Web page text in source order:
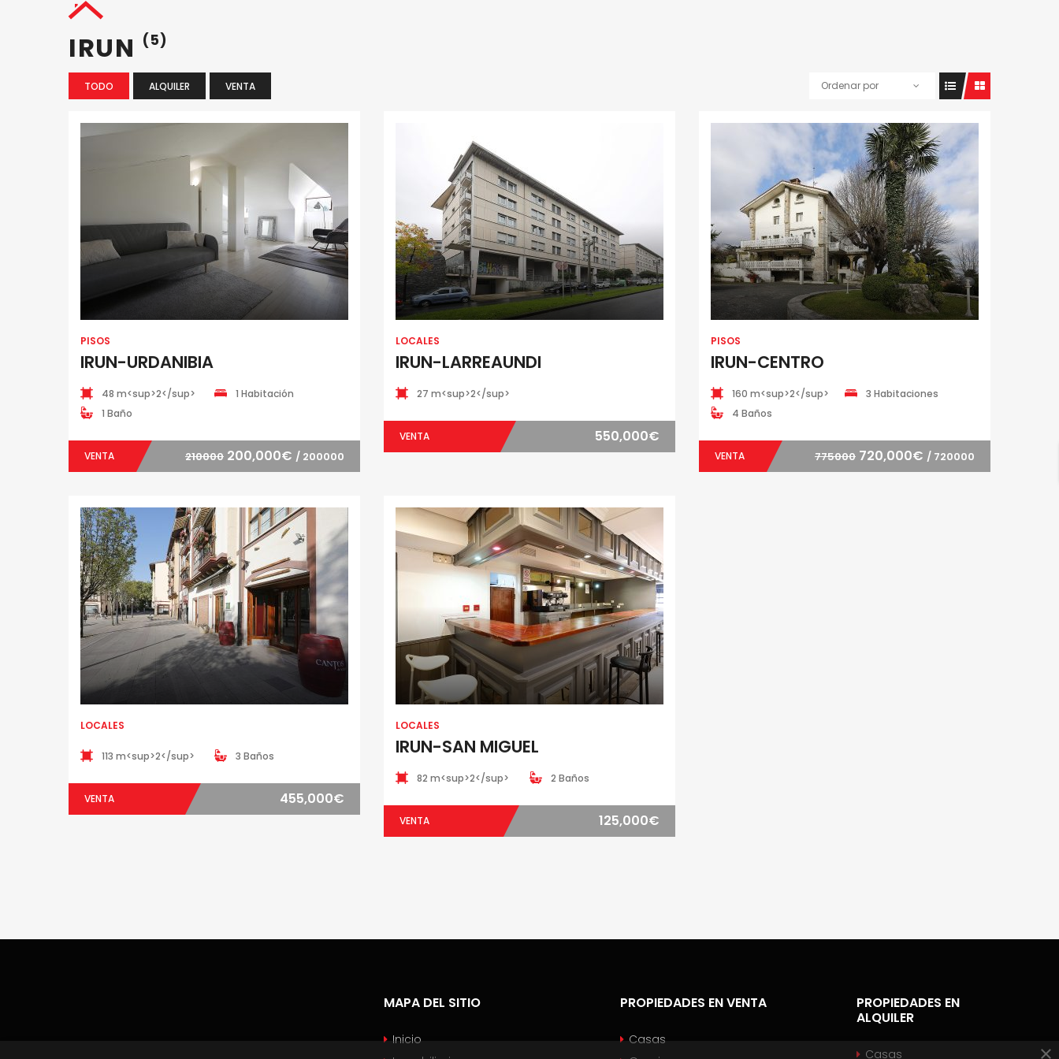
IRUN (5)
TODO ALQUILER VENTA Ordenar por
PISOS
IRUN-URDANIBIA
48 m<sup>2</sup>
1 Habitación
1 Baño
VENTA 210000 200,000€ / 200000
LOCALES
IRUN-LARREAUNDI
27 m<sup>2</sup>
VENTA 550,000€
PISOS
IRUN-CENTRO
160 m<sup>2</sup>
3 Habitaciones
4 Baños
VENTA 775000 720,000€ / 720000
LOCALES
113 m<sup>2</sup> 3 Baños
VENTA 455,000€
LOCALES
IRUN-SAN MIGUEL
82 m<sup>2</sup> 2 Baños
VENTA 125,000€
MAPA DEL SITIO
Inicio
PROPIEDADES EN VENTA
Casas
PROPIEDADES EN
ALQUILER
Casas ×